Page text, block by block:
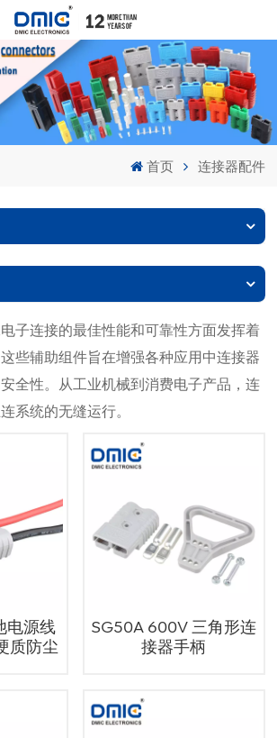
首页 连接器配件
子连接的最佳性能和可靠性方面发挥着
些辅助组件旨在增强各种应用中连接器
全性。从工业机械到消费电子产品，连
系统的无缝运行。
电源线
质防尘
SG50A 600V 三角形连
接器手柄